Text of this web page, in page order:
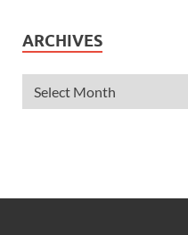
ARCHIVES